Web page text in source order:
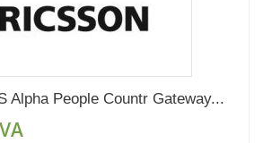
Alpha People Countr Gateway...